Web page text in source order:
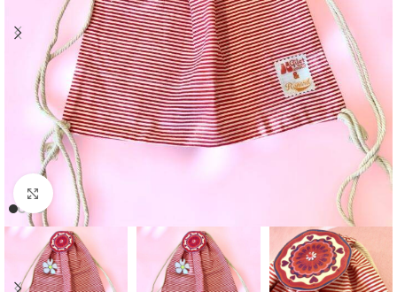
Click to enlarge